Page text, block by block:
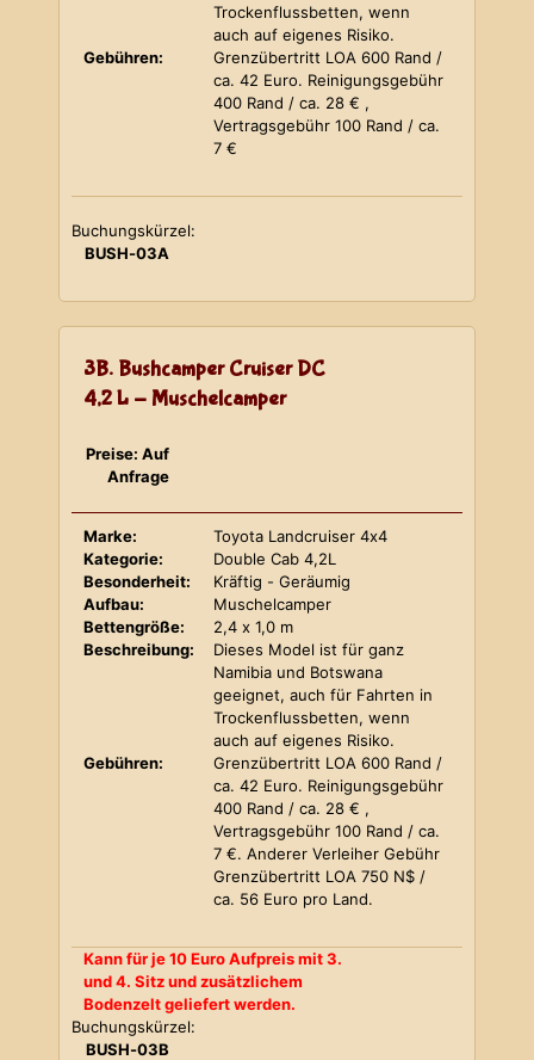
Trockenflussbetten, wenn
auch auf eigenes Risiko.
Gebühren:
Grenzübertritt LOA 600 Rand /
ca. 42 Euro. Reinigungsgebühr
400 Rand / ca. 28 € ,
Vertragsgebühr 100 Rand / ca.
7 €
Buchungskürzel:
BUSH-03A
3B. Bushcamper Cruiser DC
4,2 L - Muschelcamper
Preise: Auf
Anfrage
Marke:
Toyota Landcruiser 4x4
Kategorie:
Double Cab 4,2L
Besonderheit:
Kräftig - Geräumig
Aufbau:
Muschelcamper
Bettengröße:
2,4 x 1,0 m
Beschreibung:
Dieses Model ist für ganz
Namibia und Botswana
geeignet, auch für Fahrten in
Trockenflussbetten, wenn
auch auf eigenes Risiko.
Gebühren:
Grenzübertritt LOA 600 Rand /
ca. 42 Euro. Reinigungsgebühr
400 Rand / ca. 28 € ,
Vertragsgebühr 100 Rand / ca.
7 €. Anderer Verleiher Gebühr
Grenzübertritt LOA 750 N$ /
ca. 56 Euro pro Land.
Kann für je 10 Euro Aufpreis mit 3.
und 4. Sitz und zusätzlichem
Bodenzelt geliefert werden.
Buchungskürzel:
BUSH-03B